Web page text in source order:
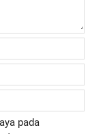
pada